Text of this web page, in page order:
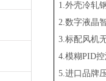
1.外壳冷轧
2.数字液晶
3.标配风机
4.模糊PID
5.进口品牌